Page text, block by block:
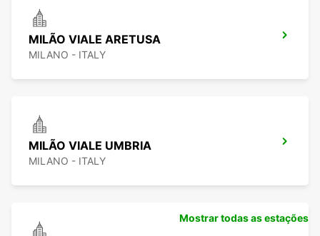
MILÃO VIALE ARETUSA
MILANO - ITALY
MILÃO VIALE UMBRIA
MILANO - ITALY
Mostrar todas as estações